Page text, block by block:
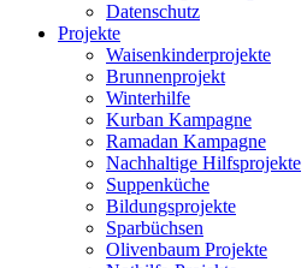
Datenschutz
Projekte
Waisenkinderprojekte
Brunnenprojekt
Winterhilfe
Kurban Kampagne
Ramadan Kampagne
Nachhaltige Hilfsprojekte
Suppenküche
Bildungsprojekte
Sparbüchsen
Olivenbaum Projekte